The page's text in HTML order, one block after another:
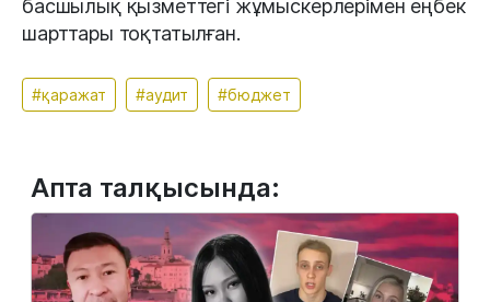
басшылық қызметтегі жұмыскерлерімен еңбек
шарттары тоқтатылған.
#қаражат #аудит #бюджет
Апта талқысында: